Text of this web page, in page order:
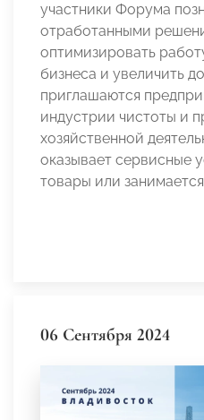
участники Форума
отработанными
оптимизировать
бизнеса и увеличить
приглашаются
индустрии чистоты и
хозяйственной
оказывает сервисные
товары или
06 Сентября 2024